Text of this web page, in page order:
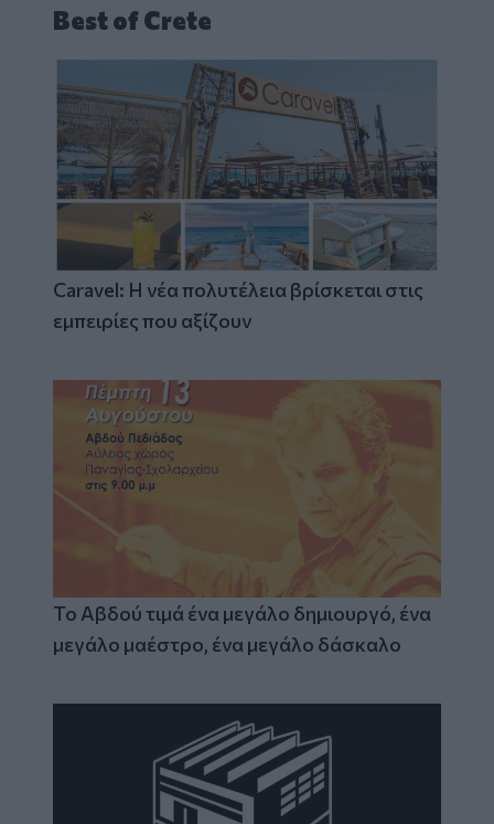
Best of Crete
Caravel: Η νέα πολυτέλεια βρίσκεται στις
εμπειρίες που αξίζουν
Το Αβδού τιμά ένα μεγάλο δημιουργό, ένα
μεγάλο μαέστρο, ένα μεγάλο δάσκαλο